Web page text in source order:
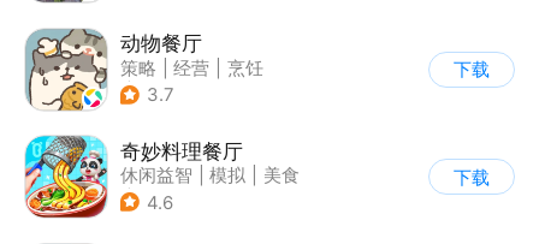
动物餐厅
策略 经营
烹饪
| 宠物
3.7
下载
奇妙料理餐厅
休闲益智 模拟
美食
| 宝宝巴士
4.6
下载